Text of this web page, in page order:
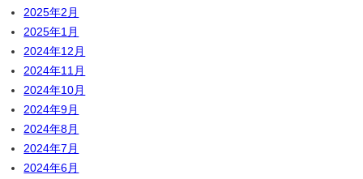
2025年2月
2025年1月
2024年12月
2024年11月
2024年10月
2024年9月
2024年8月
2024年7月
2024年6月